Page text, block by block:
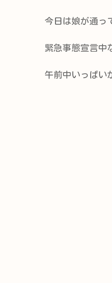
今日は娘が通っ
緊急事態宣言中
午前中いっぱい